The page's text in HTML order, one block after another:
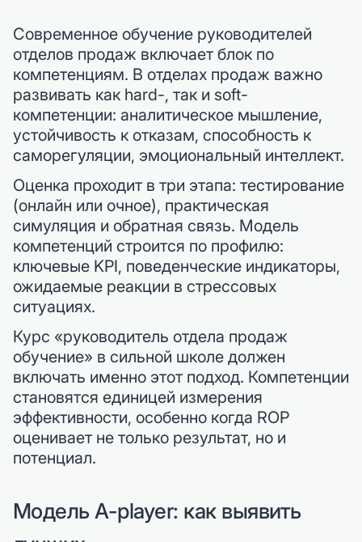
Современное обучение руководителей
отделов продаж включает блок по
компетенциям. В отделах продаж важно
развивать как hard-, так и soft-
компетенции: аналитическое мышление,
устойчивость к отказам, способность к
саморегуляции, эмоциональный интеллект.
Оценка проходит в три этапа: тестирование
(онлайн или очное), практическая
симуляция и обратная связь. Модель
компетенций строится по профилю:
ключевые KPI, поведенческие индикаторы,
ожидаемые реакции в стрессовых
ситуациях.
Курс «руководитель отдела продаж
обучение» в сильной школе должен
включать именно этот подход. Компетенции
становятся единицей измерения
эффективности, особенно когда ROP
оценивает не только результат, но и
потенциал.
Модель A-player: как выявить